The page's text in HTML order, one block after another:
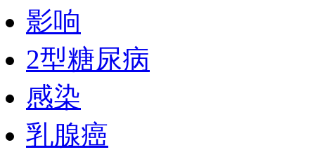
影响
2型糖尿病
感染
乳腺癌